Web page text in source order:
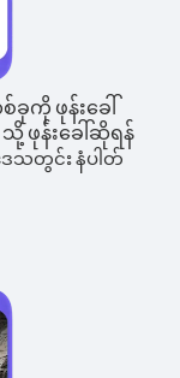
ကို ဖုန်းခေါ်
ဖုန်းခေါ်ဆိုရန်
သတွင်း နံပါတ်